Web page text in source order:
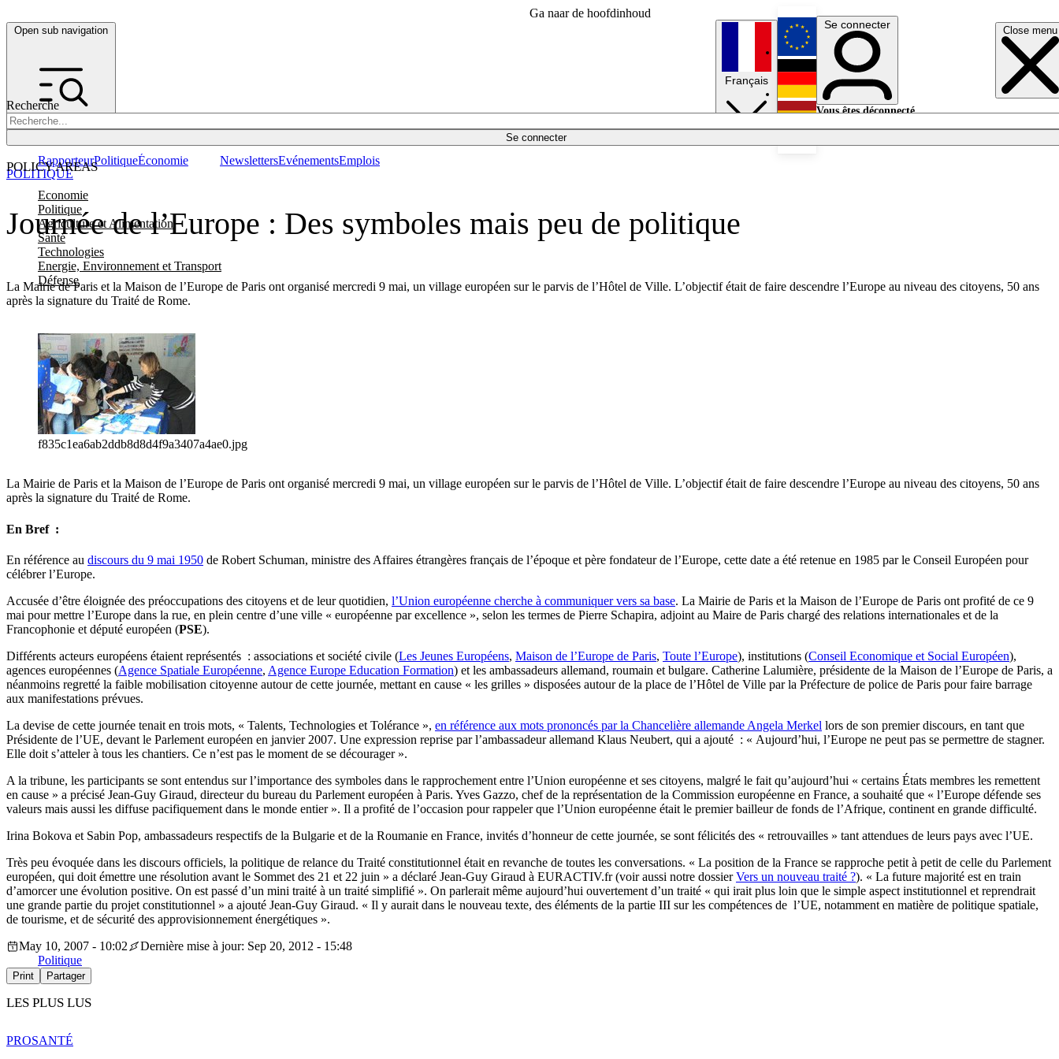
Ga naar de hoofdinhoud
Open sub navigation Close menu
Recherche
Se connecter
POLICY AREAS
Economie
Politique
Agriculture et Alimentation
Santé
Technologies
Energie, Environnement et Transport
Défense
RapporteurPolitiqueÉconomie NewslettersEvénementsEmplois
Français
English
Deutsch
Se connecter
Vous êtes déconnecté.
Journée de l’Europe : Des symboles mais peu de politique
La Mairie de Paris et la Maison de l’Europe de Paris ont organisé mercredi 9 mai, un village européen sur le parvis de l’Hôtel de Ville. L’objectif était de faire descendre l’Europe au niveau des citoyens, 50 ans
après la signature du Traité de Rome.
POLITIQUE
f835c1ea6ab2ddb8d8d4f9a3407a4ae0.jpg
La Mairie de Paris et la Maison de l’Europe de Paris ont organisé mercredi 9 mai, un village européen sur le parvis de l’Hôtel de Ville. L’objectif était de faire descendre l’Europe au niveau des citoyens, 50 ans
après la signature du Traité de Rome.
En Bref :
En référence au discours du 9 mai 1950 de Robert Schuman, ministre des Affaires étrangères français de l’époque et père fondateur de l’Europe, cette date a été retenue en 1985 par le Conseil Européen pour
célébrer l’Europe.
Accusée d’être éloignée des préoccupations des citoyens et de leur quotidien, l’Union européenne cherche à communiquer vers sa base. La Mairie de Paris et la Maison de l’Europe de Paris ont profité de ce 9
mai pour mettre l’Europe dans la rue, en plein centre d’une ville « européenne par excellence », selon les termes de Pierre Schapira, adjoint au Maire de Paris chargé des relations internationales et de la
Francophonie et député européen (PSE).
Différents acteurs européens étaient représentés : associations et société civile (Les Jeunes Européens, Maison de l’Europe de Paris, Toute l’Europe), institutions (Conseil Economique et Social Européen),
agences européennes (Agence Spatiale Européenne, Agence Europe Education Formation) et les ambassadeurs allemand, roumain et bulgare. Catherine Lalumière, présidente de la Maison de l’Europe de Paris, a
néanmoins regretté la faible mobilisation citoyenne autour de cette journée, mettant en cause « les grilles » disposées autour de la place de l’Hôtel de Ville par la Préfecture de police de Paris pour faire barrage
aux manifestations prévues.
La devise de cette journée tenait en trois mots, « Talents, Technologies et Tolérance », en référence aux mots prononcés par la Chancelière allemande Angela Merkel lors de son premier discours, en tant que
Présidente de l’UE, devant le Parlement européen en janvier 2007. Une expression reprise par l’ambassadeur allemand Klaus Neubert, qui a ajouté : « Aujourd’hui, l’Europe ne peut pas se permettre de stagner.
Elle doit s’atteler à tous les chantiers. Ce n’est pas le moment de se décourager ».
A la tribune, les participants se sont entendus sur l’importance des symboles dans le rapprochement entre l’Union européenne et ses citoyens, malgré le fait qu’aujourd’hui « certains États membres les remettent
en cause » a précisé Jean-Guy Giraud, directeur du bureau du Parlement européen à Paris. Yves Gazzo, chef de la représentation de la Commission européenne en France, a souhaité que « l’Europe défende ses
valeurs mais aussi les diffuse pacifiquement dans le monde entier ». Il a profité de l’occasion pour rappeler que l’Union européenne était le premier bailleur de fonds de l’Afrique, continent en grande difficulté.
Irina Bokova et Sabin Pop, ambassadeurs respectifs de la Bulgarie et de la Roumanie en France, invités d’honneur de cette journée, se sont félicités des « retrouvailles » tant attendues de leurs pays avec l’UE.
Très peu évoquée dans les discours officiels, la politique de relance du Traité constitutionnel était en revanche de toutes les conversations. « La position de la France se rapproche petit à petit de celle du Parlement
européen, qui doit émettre une résolution avant le Sommet des 21 et 22 juin » a déclaré Jean-Guy Giraud à EURACTIV.fr (voir aussi notre dossierVers un nouveau traité ?). « La future majorité est en train
d’amorcer une évolution positive. On est passé d’un mini traité à un traité simplifié ». On parlerait même aujourd’hui ouvertement d’un traité « qui irait plus loin que le simple aspect institutionnel et reprendrait
une grande partie du projet constitutionnel » a ajouté Jean-Guy Giraud. « Il y aurait dans le nouveau texte, des éléments de la partie III sur les compétences de l’UE, notamment en matière de politique spatiale,
de tourisme, et de sécurité des approvisionnement énergétiques ».
May 10, 2007 - 10:02
Dernière mise à jour: Sep 20, 2012 - 15:48
Politique
Print Partager
LES PLUS LUS
PROSANTÉ